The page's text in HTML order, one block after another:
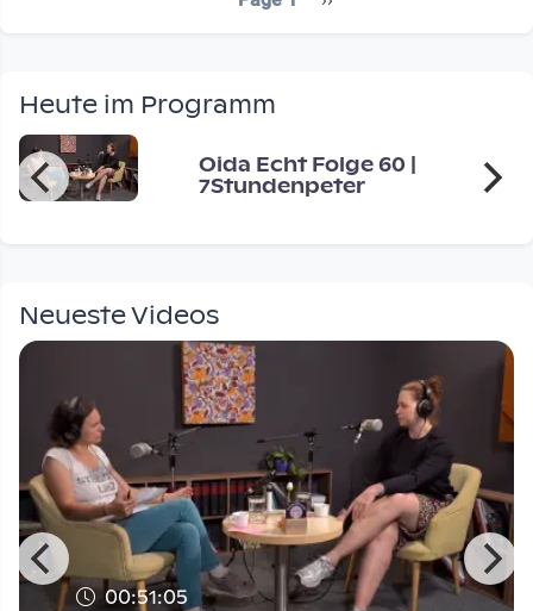
Heute im Programm
Oida Echt Folge 60 |
7Stundenpeter
Neueste Videos
00:51:05